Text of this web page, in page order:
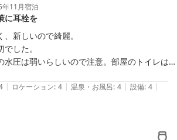
でも安心してお過ごしいただけたとのこと、
に努める者として大変光栄に存じます。
スや、館内の静かな環境、1階のファミリ
ただけたようで何よりでございます。
葉まで頂戴し、重ねて御礼申し上げます。
のホテルをご利用されている中で、「今後
葉をいただけたことは、私どもにとって大
11月宿泊
に耳栓を
新しいので綺麗。
した。
水圧は弱いらしいので注意。部屋のトイレは大
暴走族の音に悩まされました。窓を閉めても
走り屋が来るのかと驚き。何回もくるので睡
けっこうゆとりがあります。
| ロケーション: 4 | 温泉・お風呂: 4 | 設備: 4 |